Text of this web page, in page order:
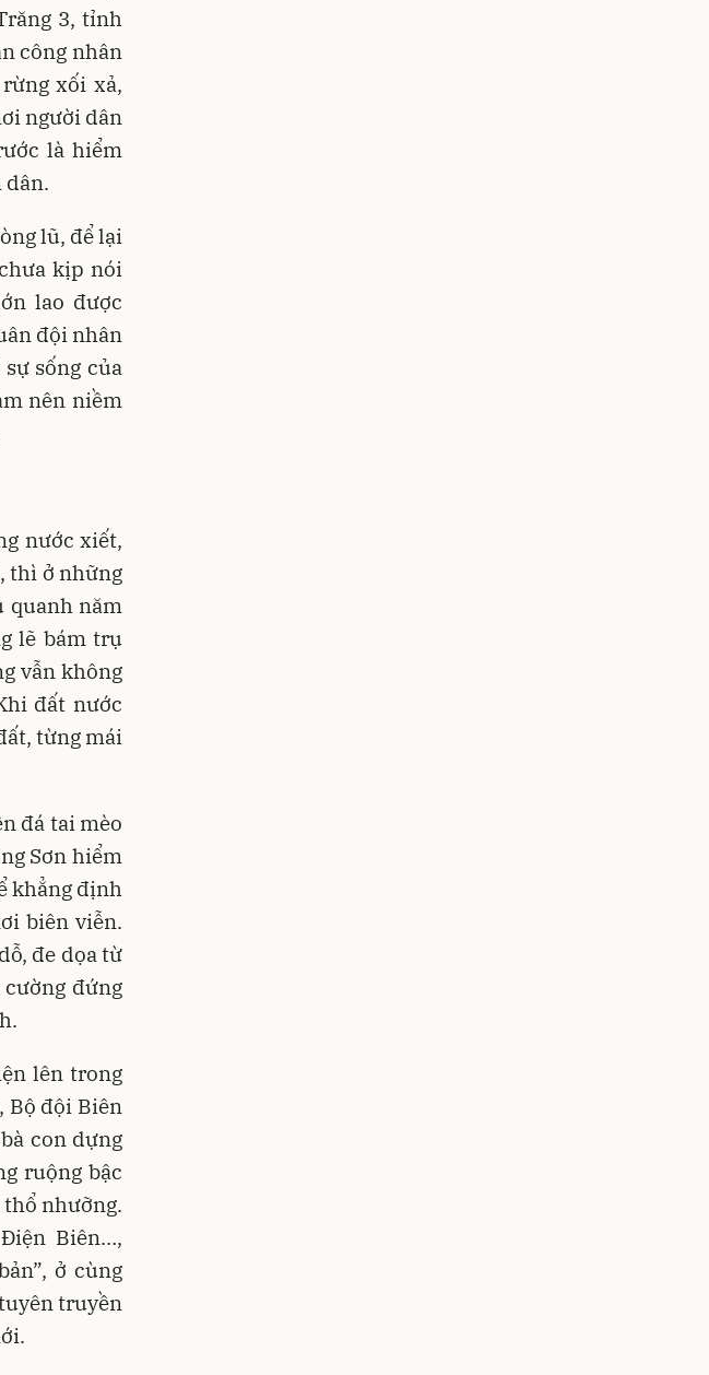
3, tỉnh
công nhân
xối xả,
người dân
là hiểm
dân.
lũ, để lại
kịp nói
lao được
đội nhân
sống của
nên niềm
nước xiết,
thì ở những
quanh năm
lẽ bám trụ
vẫn không
đất nước
từng mái
đá tai mèo
Sơn hiểm
khẳng định
biên viễn.
đe dọa từ
đứng
lên trong
Bộ đội Biên
con dựng
ruộng bậc
nhưỡng.
Biên…,
ở cùng
truyền